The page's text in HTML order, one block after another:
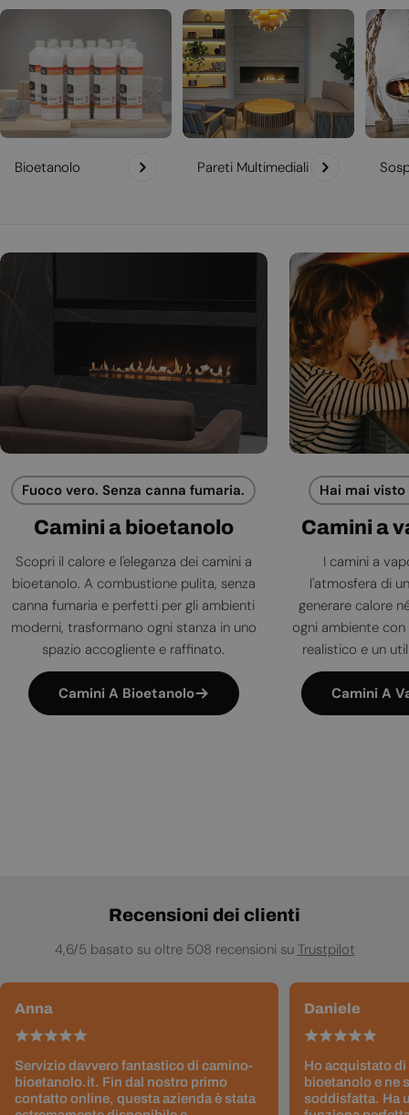
Bioetanolo Pareti Multimediali
Fuoco vero. Senza canna fumaria.
Camini a bioetanolo
Scopri il calore e l'eleganza dei camini a
bioetanolo. A combustione pulita, senza
canna fumaria e perfetti per gli ambienti
moderni, trasformano ogni stanza in uno
spazio accogliente e raffinato.
Camini A Bioetanolo
Hai mai
Camini a
I camini a
l'atmosfera di
generare calore
ogni ambiente
realistico e un
Camini A
Recensioni dei clienti
4,6/5 basato su oltre 508 recensioni su Trustpilot
Anna
Servizio davvero fantastico di camino-
bioetanolo.it. Fin dal nostro primo
contatto online, questa azienda è stata
Daniele
Ho acquistato di
bioetanolo e ne
soddisfatta. Ha